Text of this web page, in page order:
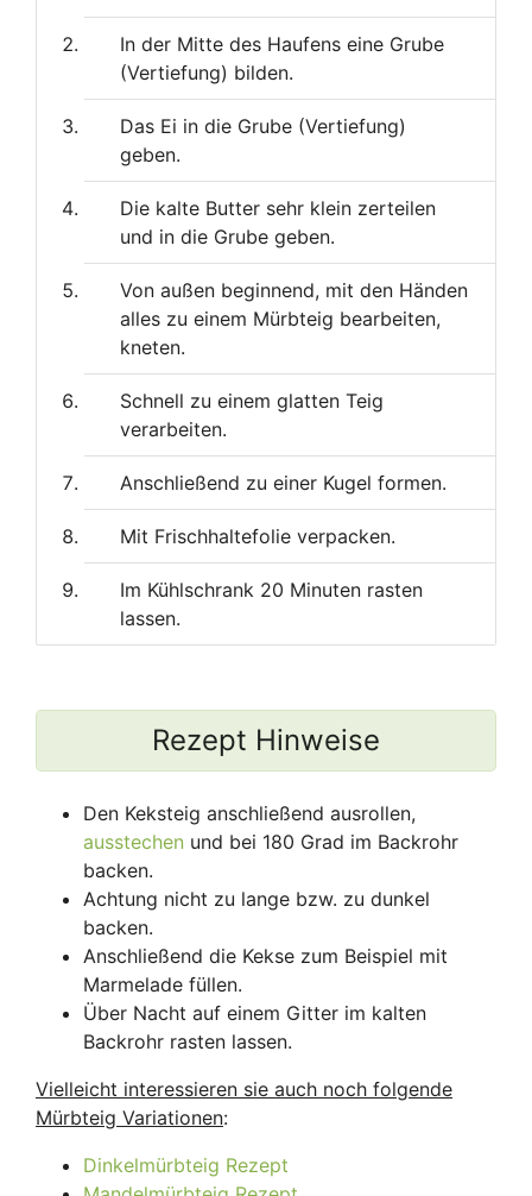
In der Mitte des Haufens eine Grube
(Vertiefung) bilden.
Das Ei in die Grube (Vertiefung)
geben.
Die kalte Butter sehr klein zerteilen
und in die Grube geben.
Von außen beginnend, mit den Händen
alles zu einem Mürbteig bearbeiten,
kneten.
Schnell zu einem glatten Teig
verarbeiten.
Anschließend zu einer Kugel formen.
Mit Frischhaltefolie verpacken.
Im Kühlschrank 20 Minuten rasten
lassen.
Rezept Hinweise
Den Keksteig anschließend ausrollen,
ausstechen und bei 180 Grad im Backrohr
backen.
Achtung nicht zu lange bzw. zu dunkel
backen.
Anschließend die Kekse zum Beispiel mit
Marmelade füllen.
Über Nacht auf einem Gitter im kalten
Backrohr rasten lassen.
Vielleicht interessieren sie auch noch folgende
Mürbteig Variationen:
Dinkelmürbteig Rezept